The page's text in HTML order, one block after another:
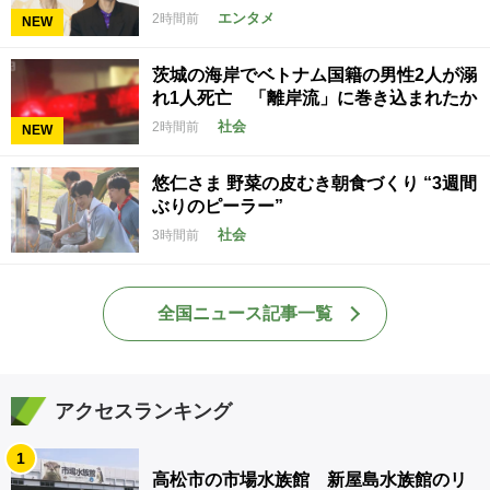
NEW 2時間前 エンタメ
NEW
茨城の海岸でベトナム国籍の男性2人が溺
れ1人死亡 「離岸流」に巻き込まれたか
2時間前 社会
悠仁さま 野菜の皮むき朝食づくり “3週間
ぶりのピーラー”
3時間前 社会
全国ニュース記事一覧
アクセスランキング
1
高松市の市場水族館 新屋島水族館のリ